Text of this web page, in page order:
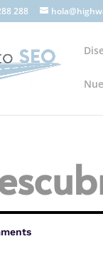
288